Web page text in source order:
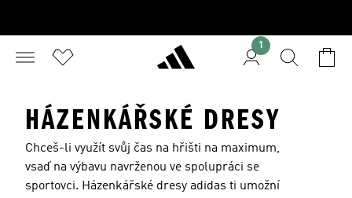
1
HÁZENKÁŘSKÉ DRESY
Chceš-li využít svůj čas na hřišti na maximum,
vsaď na výbavu navrženou ve spolupráci se
sportovci. Házenkářské dresy adidas ti umožní